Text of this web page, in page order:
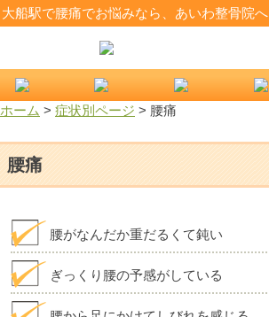
大船駅で腰痛でお悩みなら、あいわ整骨院へ
ホーム > 症状別ページ > 腰痛
腰痛
腰がなんだか重だるくて鈍い
ぎっくり腰の予感がしている